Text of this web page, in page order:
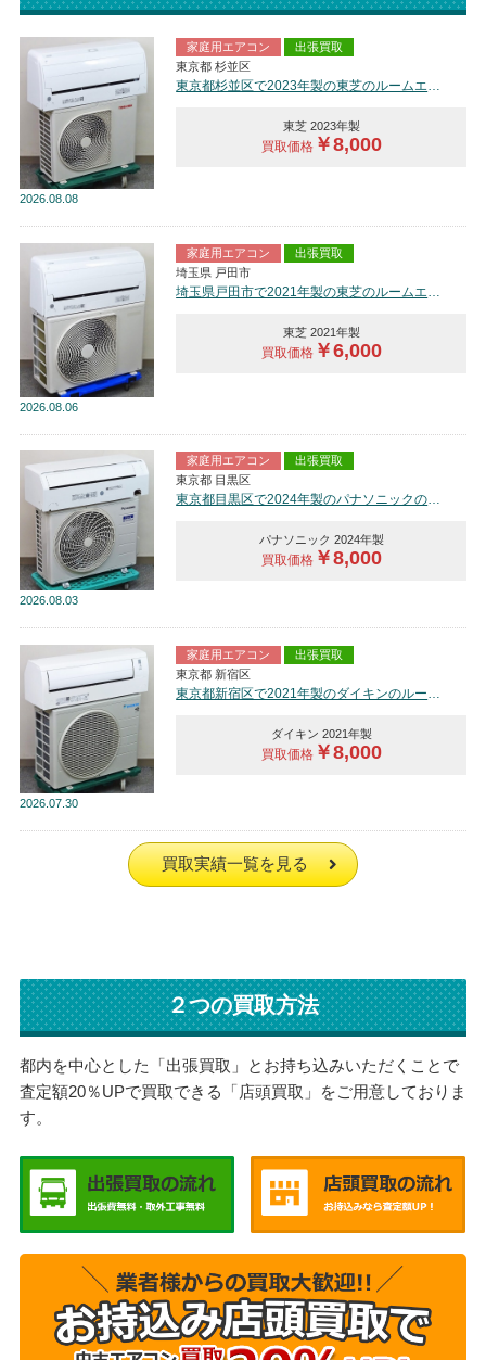
2026 08.08
家庭用エアコン
出張買取
東京都 杉並区
東芝 2023年製
買取価格￥8,000
2026 08.06
家庭用エアコン
出張買取
埼玉県 戸田市
東芝 2021年製
買取価格￥6,000
2026 08.03
家庭用エアコン
出張買取
東京都 目黒区
東京都目黒区で2024年製のパナソニックのルームエアコン【中古品】を買取しました。
パナソニック 2024年製
買取価格￥8,000
2026 07.30
家庭用エアコン
出張買取
東京都 新宿区
東京都新宿区で2021年製のダイキンのルームエアコン【中古品】を買取しました。
ダイキン 2021年製
買取価格￥8,000
買取実績一覧を見る
２つの買取方法
都内を中心とした「出張買取」とお持ち込みいただくことで
査定額20％UPで買取できる「店頭買取」をご用意しておりま
す。